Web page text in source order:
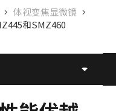
体视变焦显微镜
和SMZ460